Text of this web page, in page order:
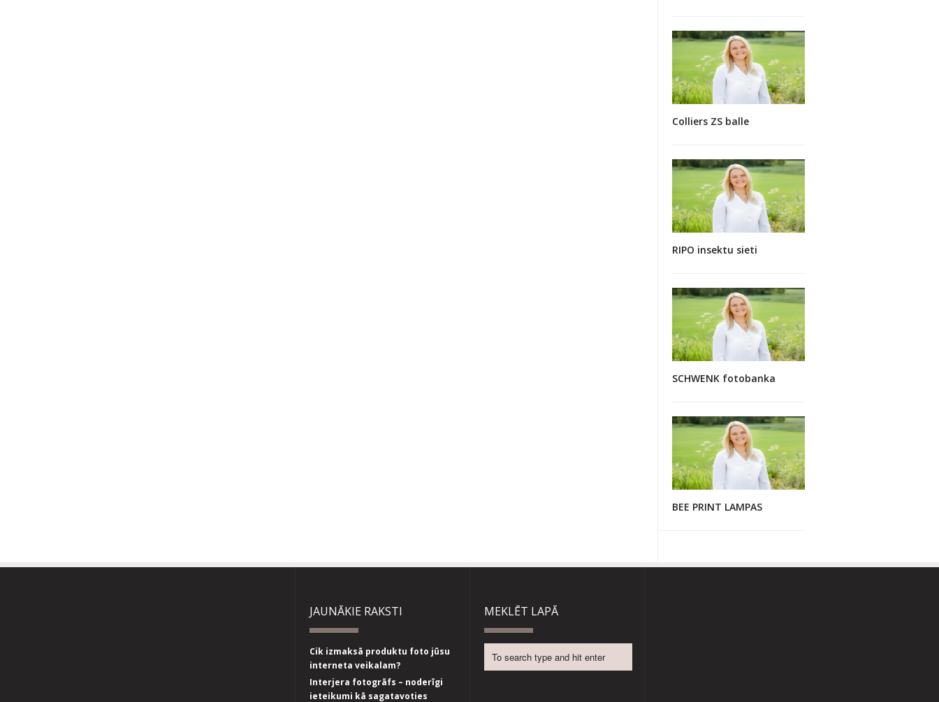
Colliers ZS balle
RIPO insektu sieti
SCHWENK fotobanka
BEE PRINT LAMPAS
JAUNĀKIE RAKSTI
Cik izmaksā produktu foto jūsu
interneta veikalam?
Interjera fotogrāfs – noderīgi
ieteikumi kā sagatavoties
MEKLĒT LAPĀ